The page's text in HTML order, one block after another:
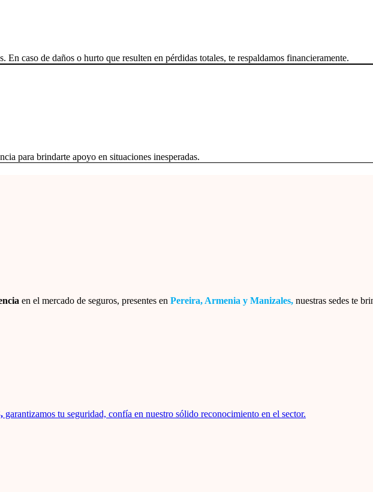
En caso de daños o hurto que resulten en pérdidas totales, te respaldamos financieramente.
para brindarte apoyo en situaciones inesperadas.
en el mercado de seguros, presentes en Pereira, Armenia y Manizales, nuestras sedes te
garantizamos tu seguridad, confía en nuestro sólido reconocimiento en el sector.